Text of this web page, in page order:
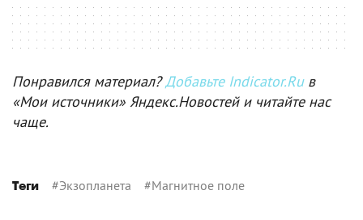
Понравился материал?Добавьте Indicator.Ruв
«Мои источники» Яндекс.Новостей и читайте нас
чаще.
Теги #Экзопланета #Магнитное поле